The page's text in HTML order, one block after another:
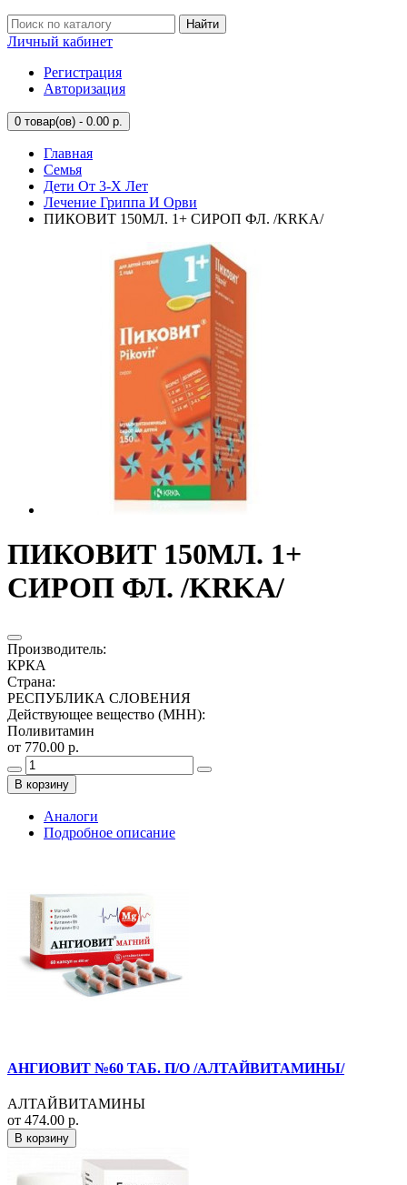
Найти
Личный кабинет
Регистрация
Авторизация
0 товар(ов) - 0.00 р.
Главная
Семья
Дети От 3-Х Лет
Лечение Гриппа И Орви
ПИКОВИТ 150МЛ. 1+ СИРОП ФЛ. /KRKA/
ПИКОВИТ 150МЛ. 1+
СИРОП ФЛ. /KRKA/
Производитель:
КРКА
Страна:
РЕСПУБЛИКА СЛОВЕНИЯ
Действующее вещество (МНН):
Поливитамин
от 770.00 р.
В корзину
Аналоги
Подробное описание
АНГИОВИТ №60 ТАБ. П/О /АЛТАЙВИТАМИНЫ/
АЛТАЙВИТАМИНЫ
от 474.00 р.
В корзину